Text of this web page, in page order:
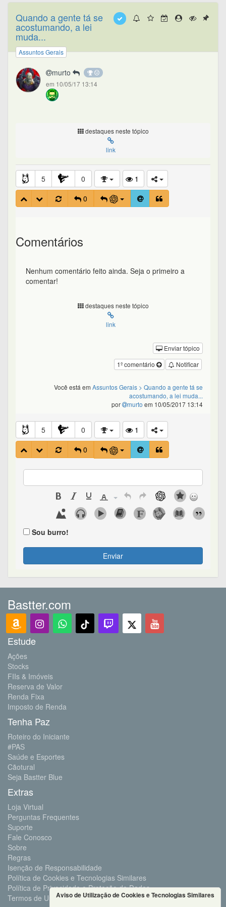
Quando a gente tá se
acostumando, a lei
muda...
Assuntos Gerais
murto
em 10/05/17 13:14
destaques neste tópico
link
5 0
1
0
Comentários
Nenhum comentário feito ainda. Seja o primeiro a
comentar!
destaques neste tópico
link
Enviar tópico
Notificar
1º comentário
Você está em Assuntos Gerais > Quando a gente tá se
acostumando, a lei muda...
por
murto em 10/05/2017 13:14
5 0
1
0
Sou burro!
Enviar
Bastter.com
Estude
Ações
Stocks
FIIs & Imóveis
Reserva de Valor
Renda Fixa
Imposto de Renda
Tenha Paz
Roteiro do Iniciante
#PAS
Saúde e Esportes
Cãotural
Seja Bastter Blue
Extras
Loja Virtual
Perguntas Frequentes
Suporte
Fale Conosco
Sobre
Regras
Isenção de Responsabilidade
Política de Cookies e Tecnologias Similares
Política de Privacidade e Proteção de Dados
Termos de UsoAviso de Utilização de Cookies e Tecnologias Similares